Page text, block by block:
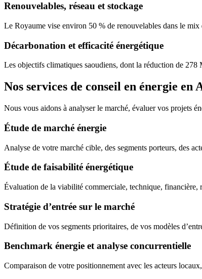
Renouvelables, réseau et stockage
Le Royaume vise environ 50 % de renouvelables dans le
Décarbonation et efficacité énergétique
Les objectifs climatiques saoudiens, dont la réduction de 278
Nos services de conseil en énergie en
Nous vous aidons à analyser le marché, évaluer vos projets
Étude de marché énergie
Analyse de votre marché cible, des segments porteurs, des
Étude de faisabilité énergétique
Évaluation de la viabilité commerciale, technique, financière,
Stratégie d’entrée sur le marché
Définition de vos segments prioritaires, de vos modèles
Benchmark énergie et analyse concurrentielle
Comparaison de votre positionnement avec les acteurs